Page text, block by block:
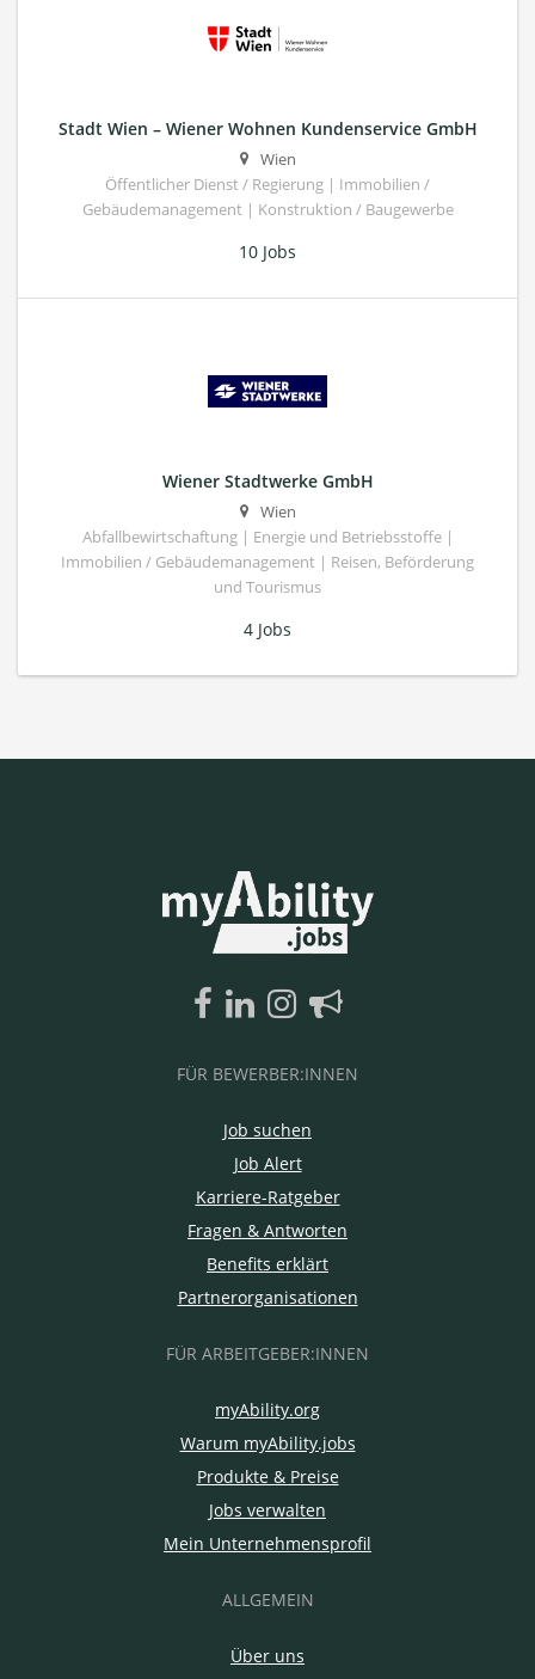
Stadt Wien – Wiener Wohnen Kundenservice GmbH
Wien
Öffentlicher Dienst / Regierung | Immobilien /
Gebäudemanagement | Konstruktion / Baugewerbe
10 Jobs
Wiener Stadtwerke GmbH
Wien
Abfallbewirtschaftung | Energie und Betriebsstoffe |
Immobilien / Gebäudemanagement | Reisen, Beförderung
und Tourismus
4 Jobs
FÜR BEWERBER:INNEN
Job suchen
Job Alert
Karriere-Ratgeber
Fragen & Antworten
Benefits erklärt
Partnerorganisationen
FÜR ARBEITGEBER:INNEN
myAbility.org
Warum myAbility.jobs
Produkte & Preise
Jobs verwalten
Mein Unternehmensprofil
ALLGEMEIN
Über uns